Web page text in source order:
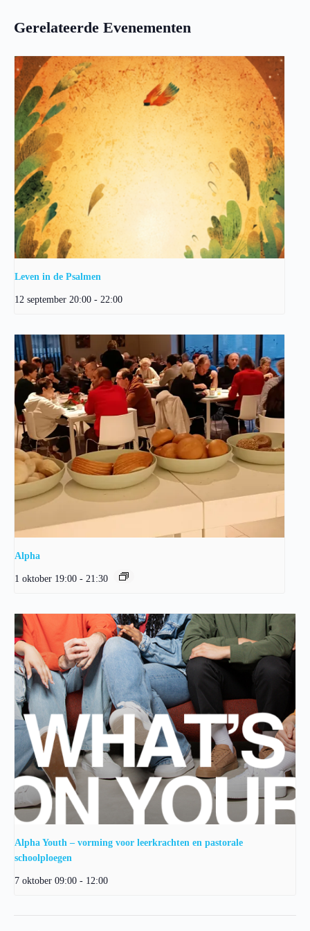
Gerelateerde Evenementen
Leven in de Psalmen
12 september 20:00 - 22:00
Alpha
1 oktober 19:00 - 21:30
Alpha Youth – vorming voor leerkrachten en pastorale
schoolploegen
7 oktober 09:00 - 12:00